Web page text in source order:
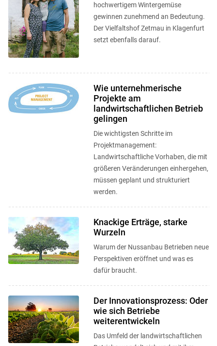
hochwertigem Wintergemüse
gewinnen zunehmend an Bedeutung.
Der Vielfaltshof Zetmau in Klagenfurt
setzt ebenfalls darauf.
Wie unternehmerische
Projekte am
landwirtschaftlichen Betrieb
gelingen
Die wichtigsten Schritte im
Projektmanagement:
Landwirtschaftliche Vorhaben, die mit
größeren Veränderungen einhergehen,
müssen geplant und strukturiert
werden.
Knackige Erträge, starke
Wurzeln
Warum der Nussanbau Betrieben neue
Perspektiven eröffnet und was es
dafür braucht.
Der Innovationsprozess: Oder
wie sich Betriebe
weiterentwickeln
Das Umfeld der landwirtschaftlichen